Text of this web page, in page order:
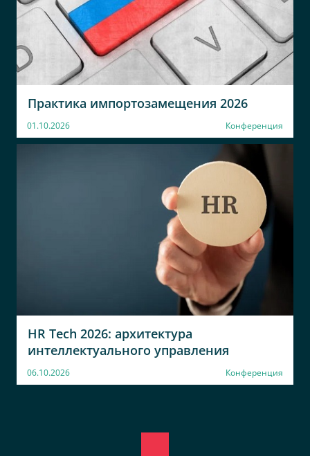
Практика импортозамещения 2026
01.10.2026 Конференция
HR Tech 2026: архитектура
интеллектуального управления
06.10.2026 Конференция